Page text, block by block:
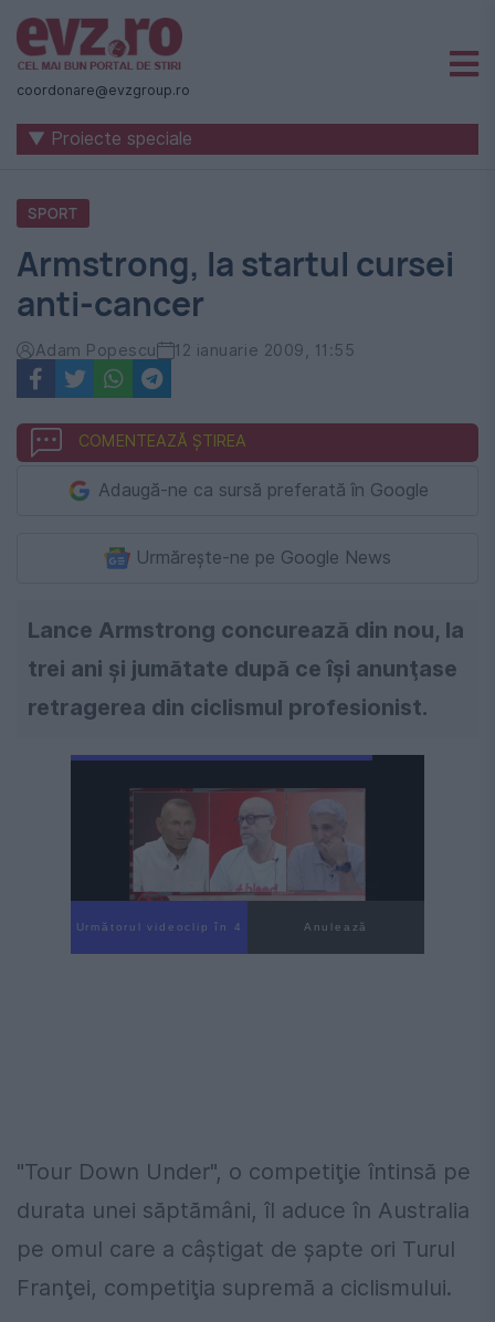
Știri
naționale
internaționale
România
-
Evenimentul
Zilei
coordonare@evzgroup.ro
▼ Proiecte speciale
SPORT
Armstrong, la startul cursei
anti-cancer
Adam Popescu 12 ianuarie 2009, 11:55
COMENTEAZĂ ȘTIREA
Adaugă-ne ca sursă preferată în Google
Urmărește-ne pe Google News
Lance Armstrong concurează din nou, la
trei ani şi jumătate după ce îşi anunţase
retragerea din ciclismul profesionist.
Următorul videoclip în 4 Anulează
"Tour Down Under", o competiţie întinsă pe
durata unei săptămâni, îl aduce în Australia
pe omul care a câştigat de şapte ori Turul
Franţei, competiţia supremă a ciclismului.